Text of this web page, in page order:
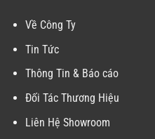
Về Công Ty
Tin Tức
Thông Tin & Báo cáo
Đối Tác Thương Hiệu
Liên Hệ Showroom